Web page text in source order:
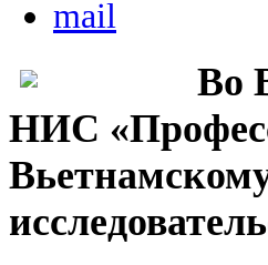
Во
НИС